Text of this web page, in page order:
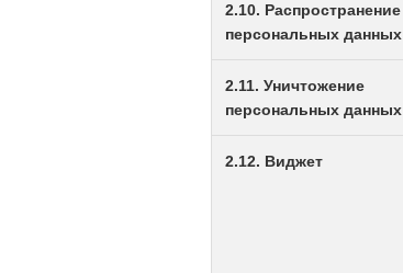
2.10. Распространение
персональных данных
2.11. Уничтожение
персональных данных
2.12. Виджет